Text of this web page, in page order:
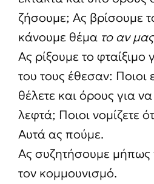
ζήσουμε; Ας βρίσουμε
κάνουμε θέμα το αν
Ας ρίξουμε το φταίξιμο
του τους έθεσαν: Ποιοι
θέλετε και όρους για
λεφτά; Ποιοι νομίζετε
Αυτά ας πούμε.
Ας συζητήσουμε μήπως
τον κομμουνισμό.